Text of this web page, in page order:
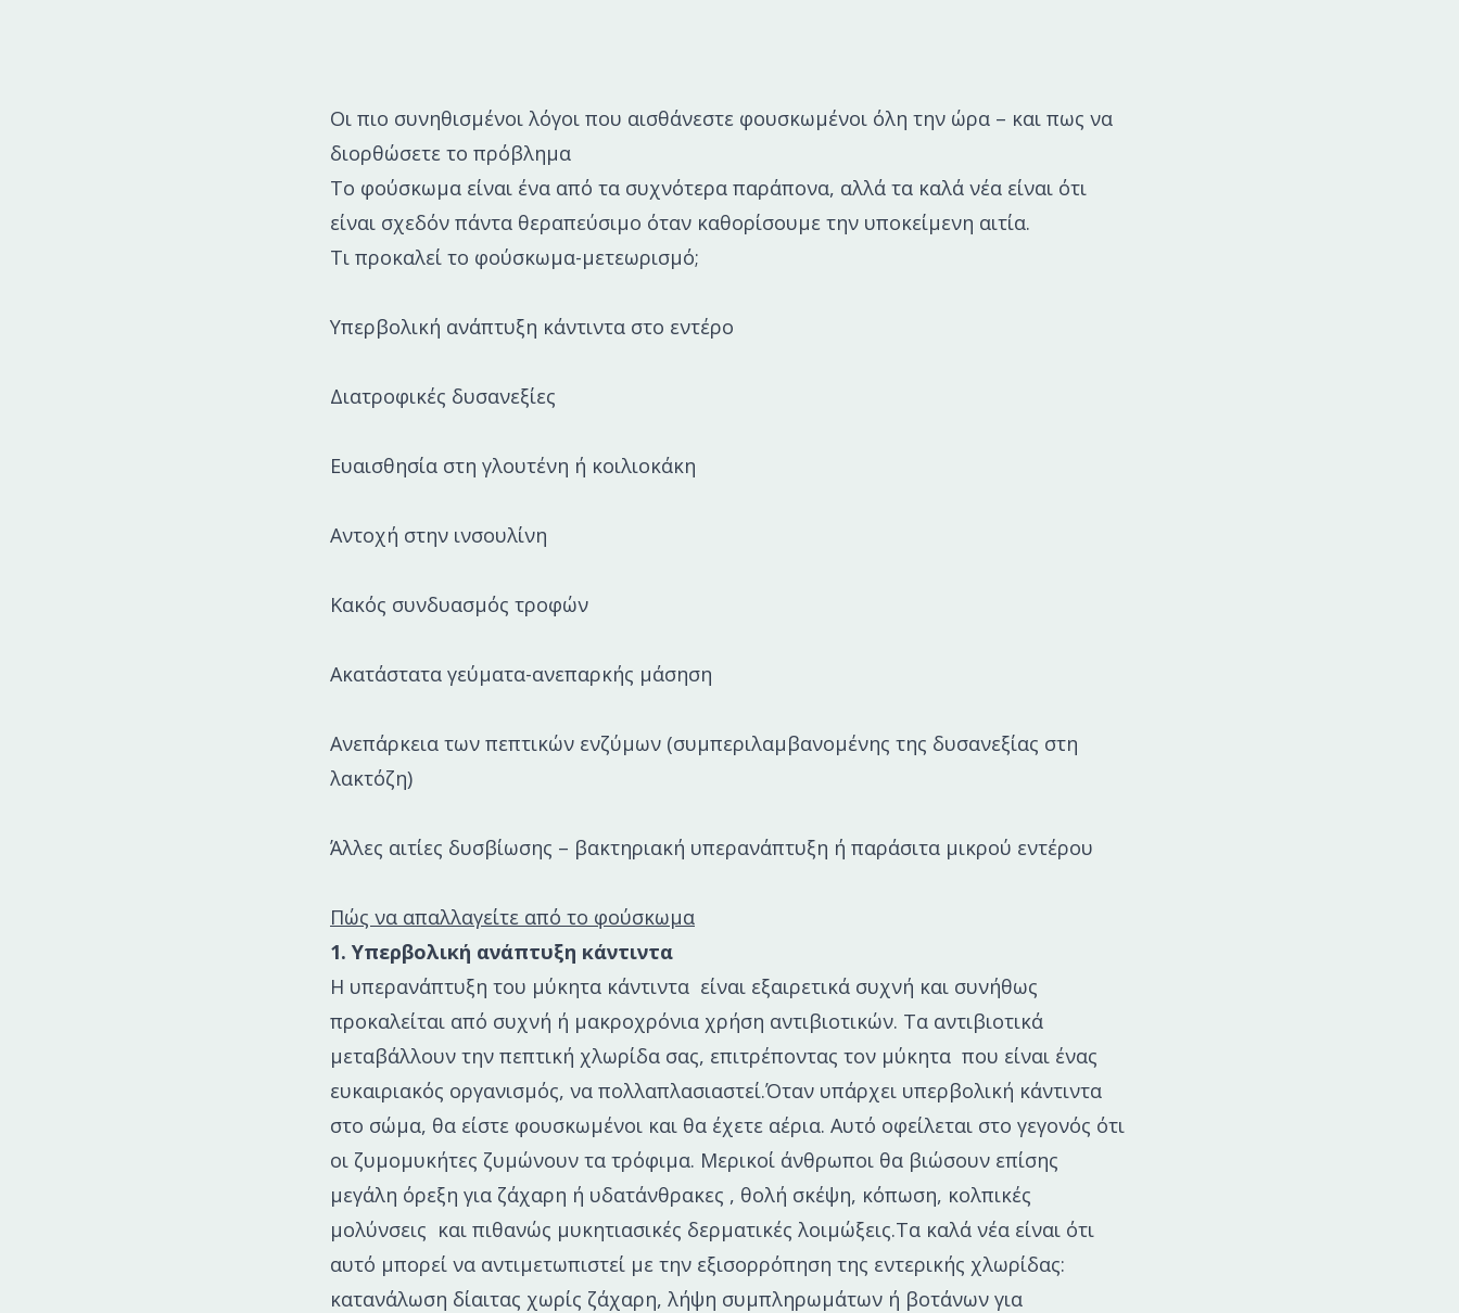
Οι πιο συνηθισμένοι λόγοι που αισθάνεστε φουσκωμένοι όλη την ώρα – και πως να
διορθώσετε το πρόβλημα
Το φούσκωμα είναι ένα από τα συχνότερα παράπονα, αλλά τα καλά νέα είναι ότι
είναι σχεδόν πάντα θεραπεύσιμο όταν καθορίσουμε την υποκείμενη αιτία.
Τι προκαλεί το φούσκωμα-μετεωρισμό;
Υπερβολική ανάπτυξη κάντιντα στο εντέρο
Διατροφικές δυσανεξίες
Ευαισθησία στη γλουτένη ή κοιλιοκάκη
Αντοχή στην ινσουλίνη
Κακός συνδυασμός τροφών
Ακατάστατα γεύματα-ανεπαρκής μάσηση
Ανεπάρκεια των πεπτικών ενζύμων (συμπεριλαμβανομένης της δυσανεξίας στη
λακτόζη)
Άλλες αιτίες δυσβίωσης – βακτηριακή υπερανάπτυξη ή παράσιτα μικρού εντέρου
Πώς να απαλλαγείτε από το φούσκωμα
1. Υπερβολική ανάπτυξη κάντιντα
Η υπερανάπτυξη του μύκητα κάντιντα είναι εξαιρετικά συχνή και συνήθως
προκαλείται από συχνή ή μακροχρόνια χρήση αντιβιοτικών. Τα αντιβιοτικά
μεταβάλλουν την πεπτική χλωρίδα σας, επιτρέποντας τον μύκητα που είναι ένας
ευκαιριακός οργανισμός, να πολλαπλασιαστεί.Όταν υπάρχει υπερβολική κάντιντα
στο σώμα, θα είστε φουσκωμένοι και θα έχετε αέρια. Αυτό οφείλεται στο γεγονός ότι
οι ζυμομυκήτες ζυμώνουν τα τρόφιμα. Μερικοί άνθρωποι θα βιώσουν επίσης
μεγάλη όρεξη για ζάχαρη ή υδατάνθρακες , θολή σκέψη, κόπωση, κολπικές
μολύνσεις και πιθανώς μυκητιασικές δερματικές λοιμώξεις.Τα καλά νέα είναι ότι
αυτό μπορεί να αντιμετωπιστεί με την εξισορρόπηση της εντερικής χλωρίδας:
κατανάλωση δίαιτας χωρίς ζάχαρη, λήψη συμπληρωμάτων ή βοτάνων για